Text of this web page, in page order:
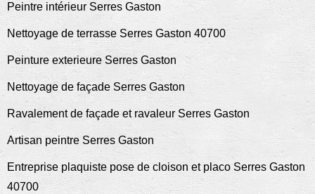
Peintre intérieur Serres Gaston
Nettoyage de terrasse Serres Gaston 40700
Peinture exterieure Serres Gaston
Nettoyage de façade Serres Gaston
Ravalement de façade et ravaleur Serres Gaston
Artisan peintre Serres Gaston
Entreprise plaquiste pose de cloison et placo Serres Gaston
40700